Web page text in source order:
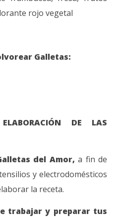
rojo vegetal
Galletas:
DE LAS
del Amor,a fin de
y electrodomésticos
la receta.
trabajar y preparar tus